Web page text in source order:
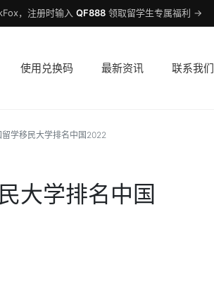
，注册时输入 QF888领取留学生专属福利 →
使用兑换码 最新资讯 联系我们
学移民大学排名中国2022
大学排名中国